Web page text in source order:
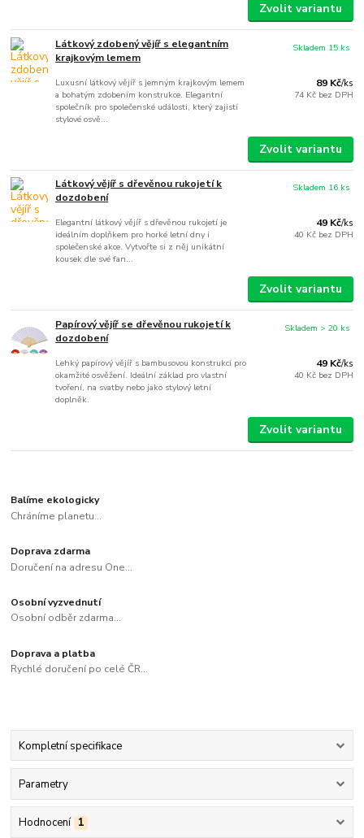
Zvolit variantu
Látkový zdobený vějíř s elegantním
krajkovým lemem
Luxusní látkový vějíř s jemným krajkovým lemem
a bohatým zdobením konstrukce. Elegantní
společník pro společenské události, který zajistí
stylové osvě...
89 Kč/ks
74 Kč bez DPH
Skladem 15 ks
Zvolit variantu
Látkový vějíř s dřevěnou rukojetí k
dozdobení
Elegantní látkový vějíř s dřevěnou rukojetí je
ideálním doplňkem pro horké letní dny i
společenské akce. Vytvořte si z něj unikátní
kousek dle své fan...
49 Kč/ks
40 Kč bez DPH
Skladem 16 ks
Zvolit variantu
Papírový vějíř se dřevěnou rukojetí k
dozdobení
Lehký papírový vějíř s bambusovou konstrukcí pro
okamžité osvěžení. Ideální základ pro vlastní
tvoření, na svatby nebo jako stylový letní
doplněk.
49 Kč/ks
40 Kč bez DPH
Skladem > 20 ks
Zvolit variantu
Balíme ekologicky
Chráníme planetu...
Doprava zdarma
Doručení na adresu One...
Osobní vyzvednutí
Osobní odběr zdarma...
Doprava a platba
Rychlé doručení po celé ČR...
Kompletní specifikace
Parametry
Hodnocení 1